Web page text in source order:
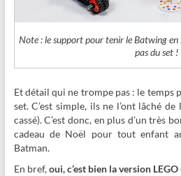
Note : le support pour tenir le Batwing en
pas du set !
Et détail qui ne trompe pas : le temps
set. C’est simple, ils ne l’ont lâché
cassé). C’est donc, en plus d’un très
cadeau de Noël pour tout enfant
Batman.
En bref,oui, c’est bien la version